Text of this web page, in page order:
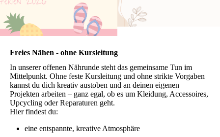
Freies Nähen - ohne Kursleitung
In unserer offenen Nährunde steht das gemeinsame Tun im
Mittelpunkt. Ohne feste Kursleitung und ohne strikte Vorgaben
kannst du dich kreativ austoben und an deinen eigenen
Projekten arbeiten – ganz egal, ob es um Kleidung, Accessoires,
Upcycling oder Reparaturen geht.
Hier findest du:
eine entspannte, kreative Atmosphäre